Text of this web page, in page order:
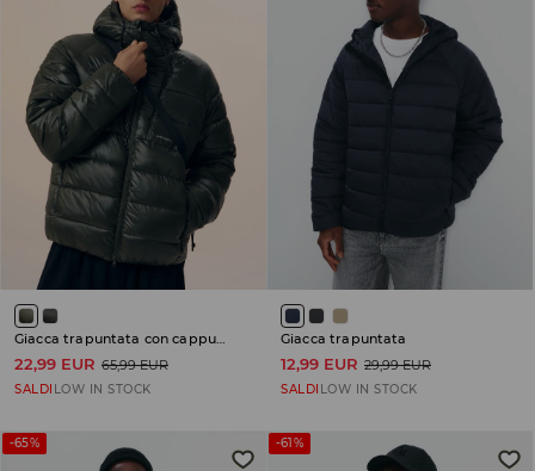
Giacca trapuntata con cappuccio
22,99 EUR 65,99 EUR
SALDI LOW IN STOCK
Giacca trapuntata
12,99 EUR 29,99 EUR
SALDI LOW IN STOCK
-65% -61%